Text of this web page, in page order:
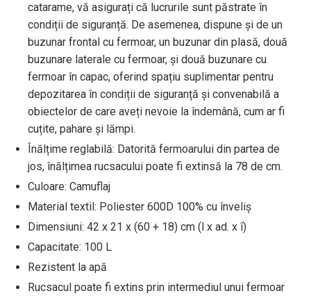
catarame, vă asigurați că lucrurile sunt păstrate în
condiții de siguranță. De asemenea, dispune și de un
buzunar frontal cu fermoar, un buzunar din plasă, două
buzunare laterale cu fermoar, și două buzunare cu
fermoar în capac, oferind spațiu suplimentar pentru
depozitarea în condiții de siguranță și convenabilă a
obiectelor de care aveți nevoie la îndemână, cum ar fi
cuțite, pahare și lămpi.
Înălțime reglabilă: Datorită fermoarului din partea de
jos, înălțimea rucsacului poate fi extinsă la 78 de cm.
Culoare: Camuflaj
Material textil: Poliester 600D 100% cu înveliș
Dimensiuni: 42 x 21 x (60 + 18) cm (l x ad. x î)
Capacitate: 100 L
Rezistent la apă
Rucsacul poate fi extins prin intermediul unui fermoar